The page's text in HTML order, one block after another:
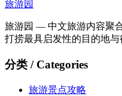
旅游园
旅游园 — 中文旅游内容聚
打捞最具启发性的目的地与
分类 / Categories
旅游景点攻略